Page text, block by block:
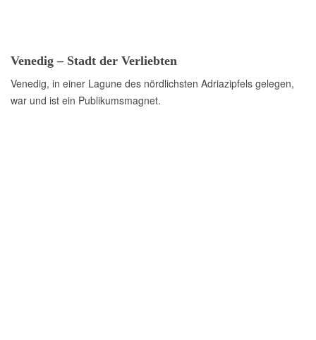
Venedig – Stadt der Verliebten
Venedig, in einer Lagune des nördlichsten Adriazipfels gelegen,
war und ist ein Publikumsmagnet.